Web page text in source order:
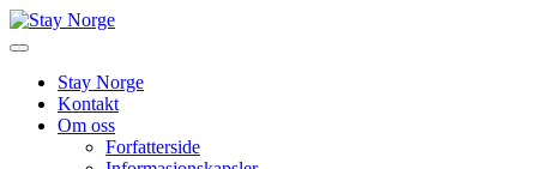
Skip
to
Stay Norge
Kontakt
Om oss
Forfatterside